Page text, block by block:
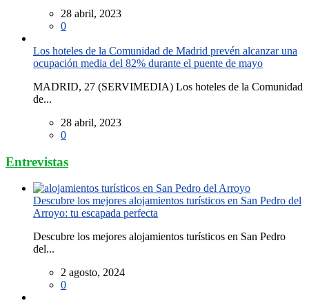
28 abril, 2023
0
Los hoteles de la Comunidad de Madrid prevén alcanzar una
ocupación media del 82% durante el puente de mayo
MADRID, 27 (SERVIMEDIA) Los hoteles de la Comunidad
de...
28 abril, 2023
0
Entrevistas
Descubre los mejores alojamientos turísticos en San Pedro del
Arroyo: tu escapada perfecta
Descubre los mejores alojamientos turísticos en San Pedro
del...
2 agosto, 2024
0